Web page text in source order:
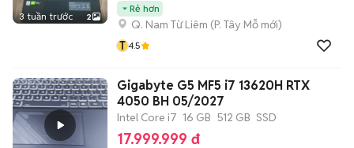
3 tuần trước 2
Rẻ hơn
Q. Nam Từ Liêm (P. Tây Mỗ mới)
T 4.5
Gigabyte G5 MF5 i7 13620H RTX
4050 BH 05/2027
Intel Core i7 16 GB 512 GB SSD
17.999.999 đ